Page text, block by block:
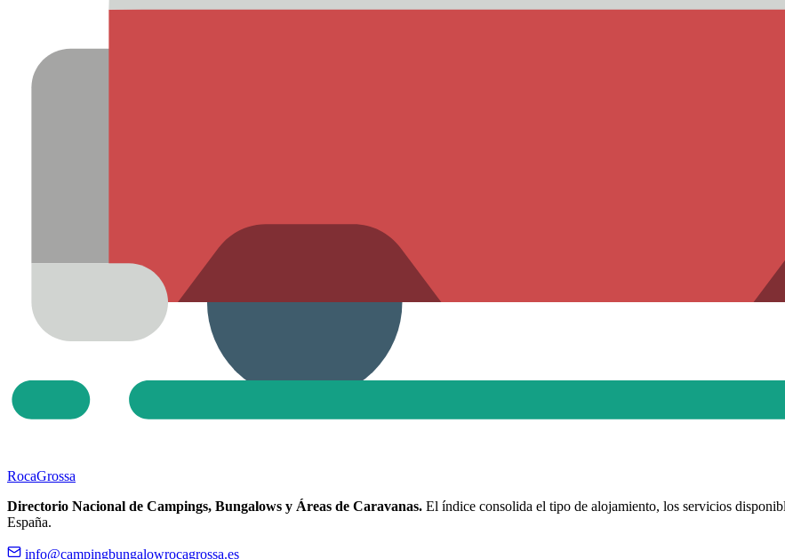
RocaGrossa
Directorio Nacional de Campings, Bungalows y Áreas de Caravanas. El índice consolida el tipo de alojamiento, los servicios
España.
info@campingbungalowrocagrossa.es